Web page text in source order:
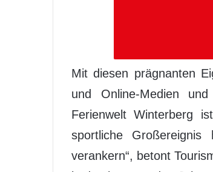
Mit diesen prägnanten
und Online-Medien
Ferienwelt Winterberg
sportliche
verankern“, betont